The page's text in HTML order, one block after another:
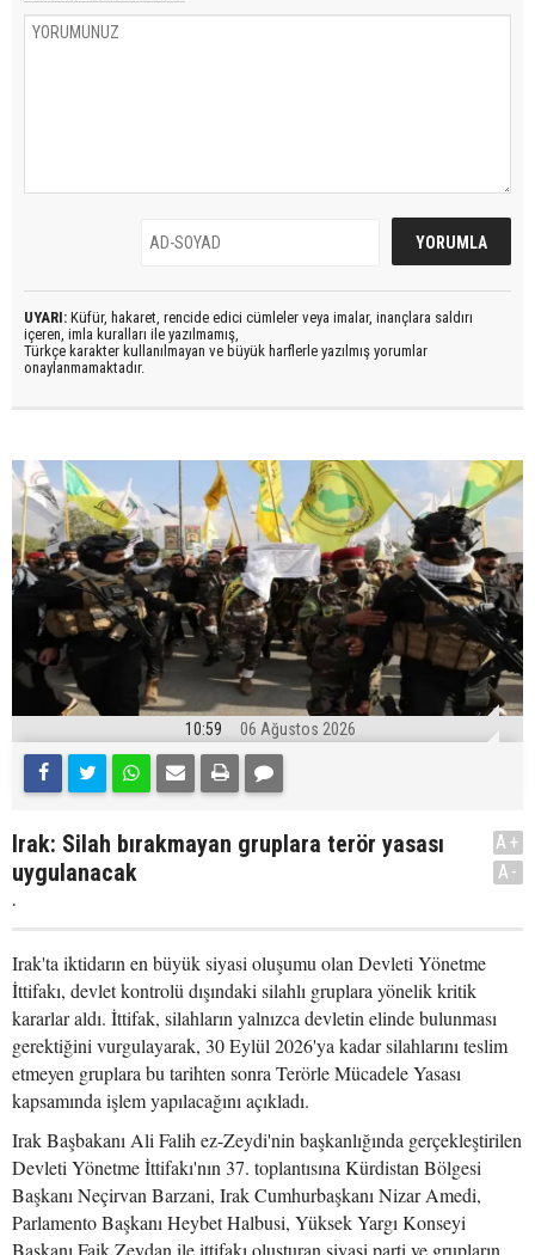
UYARI: Küfür, hakaret, rencide edici cümleler veya imalar, inançlara saldırı
içeren, imla kuralları ile yazılmamış,
Türkçe karakter kullanılmayan ve büyük harflerle yazılmış yorumlar
onaylanmamaktadır.
10:59 06 Ağustos 2026
Irak: Silah bırakmayan gruplara terör yasası
uygulanacak
.
A+
A-
Irak'ta iktidarın en büyük siyasi oluşumu olan Devleti Yönetme
İttifakı, devlet kontrolü dışındaki silahlı gruplara yönelik kritik
kararlar aldı. İttifak, silahların yalnızca devletin elinde bulunması
gerektiğini vurgulayarak, 30 Eylül 2026'ya kadar silahlarını teslim
etmeyen gruplara bu tarihten sonra Terörle Mücadele Yasası
kapsamında işlem yapılacağını açıkladı.
Irak Başbakanı Ali Falih ez-Zeydi'nin başkanlığında gerçekleştirilen
Devleti Yönetme İttifakı'nın 37. toplantısına Kürdistan Bölgesi
Başkanı Neçirvan Barzani, Irak Cumhurbaşkanı Nizar Amedi,
Parlamento Başkanı Heybet Halbusi, Yüksek Yargı Konseyi
Başkanı Faik Zeydan ile ittifakı oluşturan siyasi parti ve grupların